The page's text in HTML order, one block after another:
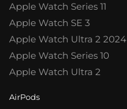
Apple Watch Series 11
Apple Watch SE 3
Apple Watch Ultra 2 2024
Apple Watch Series 10
Apple Watch Ultra 2
AirPods